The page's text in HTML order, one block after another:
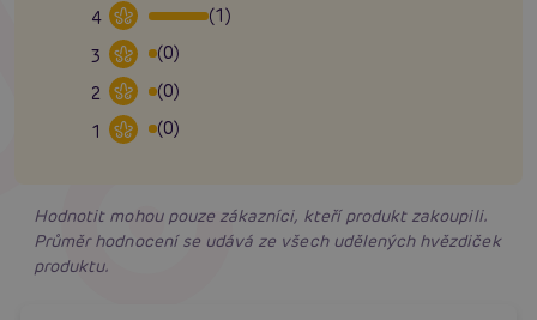
4
(1)
3
(0)
2
(0)
1
(0)
Hodnotit mohou pouze zákazníci, kteří produkt zakoupili.
Průměr hodnocení se udává ze všech udělených hvězdiček
produktu.